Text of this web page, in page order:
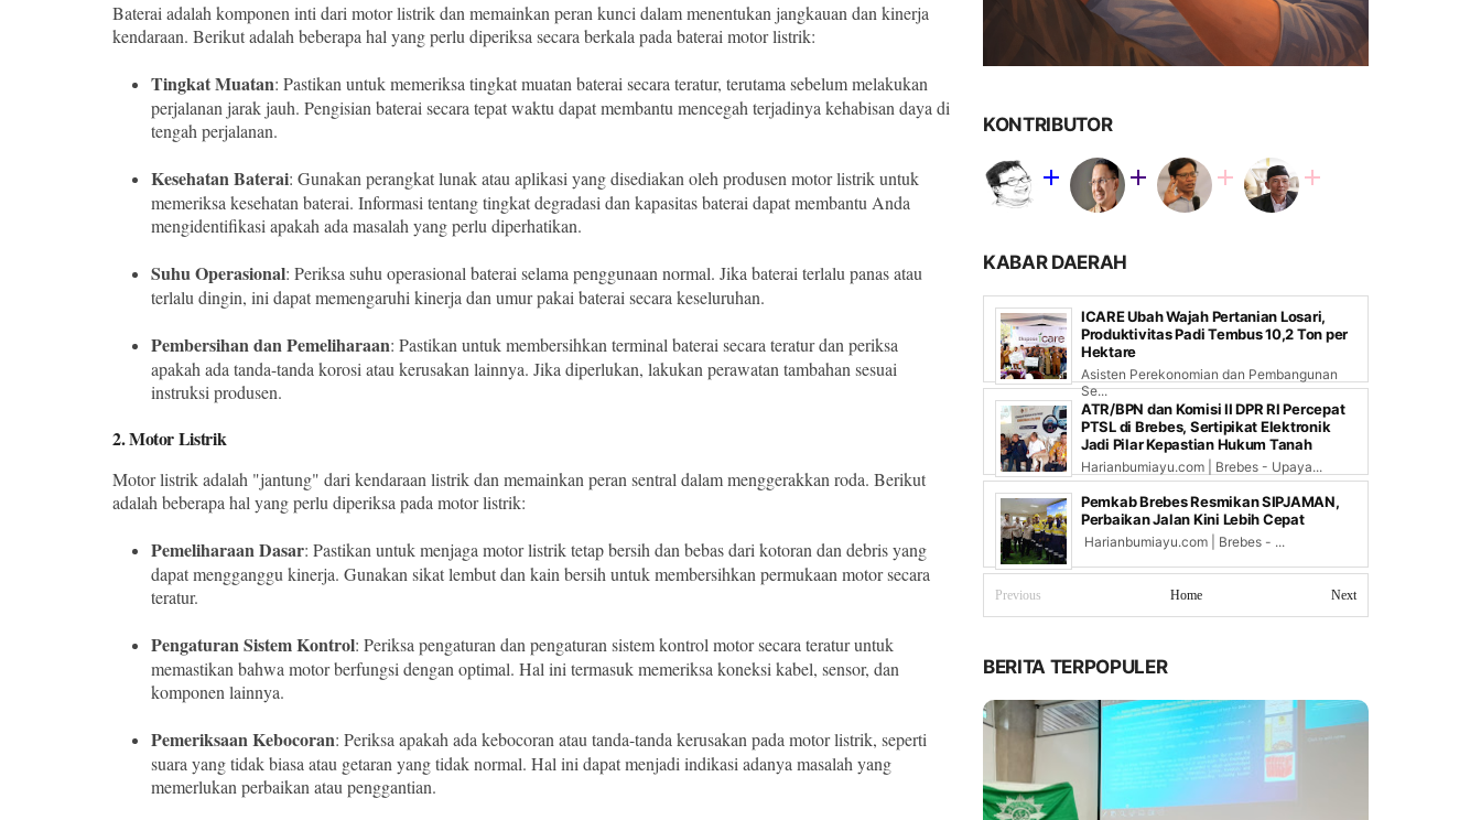
Baterai adalah komponen inti dari motor listrik dan memainkan peran kunci dalam menentukan jangkauan dan kinerja
kendaraan. Berikut adalah beberapa hal yang perlu diperiksa secara berkala pada baterai motor listrik:
Tingkat Muatan: Pastikan untuk memeriksa tingkat muatan baterai secara teratur, terutama sebelum melakukan
perjalanan jarak jauh. Pengisian baterai secara tepat waktu dapat membantu mencegah terjadinya kehabisan daya di
tengah perjalanan.
Kesehatan Baterai: Gunakan perangkat lunak atau aplikasi yang disediakan oleh produsen motor listrik untuk
memeriksa kesehatan baterai. Informasi tentang tingkat degradasi dan kapasitas baterai dapat membantu Anda
mengidentifikasi apakah ada masalah yang perlu diperhatikan.
Suhu Operasional: Periksa suhu operasional baterai selama penggunaan normal. Jika baterai terlalu panas atau
terlalu dingin, ini dapat memengaruhi kinerja dan umur pakai baterai secara keseluruhan.
Pembersihan dan Pemeliharaan: Pastikan untuk membersihkan terminal baterai secara teratur dan periksa
apakah ada tanda-tanda korosi atau kerusakan lainnya. Jika diperlukan, lakukan perawatan tambahan sesuai
instruksi produsen.
2.Motor Listrik
Motor listrik adalah "jantung" dari kendaraan listrik dan memainkan peran sentral dalam menggerakkan roda. Berikut
adalah beberapa hal yang perlu diperiksa pada motor listrik:
Pemeliharaan Dasar: Pastikan untuk menjaga motor listrik tetap bersih dan bebas dari kotoran dan debris yang
dapat mengganggu kinerja. Gunakan sikat lembut dan kain bersih untuk membersihkan permukaan motor secara
teratur.
Pengaturan Sistem Kontrol: Periksa pengaturan dan pengaturan sistem kontrol motor secara teratur untuk
memastikan bahwa motor berfungsi dengan optimal. Hal ini termasuk memeriksa koneksi kabel, sensor, dan
komponen lainnya.
Pemeriksaan Kebocoran: Periksa apakah ada kebocoran atau tanda-tanda kerusakan pada motor listrik, seperti
suara yang tidak biasa atau getaran yang tidak normal. Hal ini dapat menjadi indikasi adanya masalah yang
memerlukan perbaikan atau penggantian.
KONTRIBUTOR
KABAR DAERAH
ICARE Ubah Wajah Pertanian Losari,
Produktivitas Padi Tembus 10,2 Ton per
Hektare
Asisten Perekonomian dan Pembangunan
Se...
ATR/BPN dan Komisi II DPR RI Percepat
PTSL di Brebes, Sertipikat Elektronik
Jadi Pilar Kepastian Hukum Tanah
Harianbumiayu.com | Brebes - Upaya...
Pemkab Brebes Resmikan SIPJAMAN,
Perbaikan Jalan Kini Lebih Cepat
Harianbumiayu.com | Brebes - ...
Previous Next
Home
BERITA TERPOPULER